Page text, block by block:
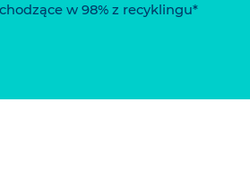
w 98% z recyklingu*